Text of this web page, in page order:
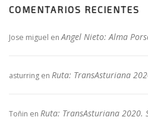
COMENTARIOS RECIENTES
Jose miguel enAngel Nieto: Alma
asturring en Ruta: TransAsturiana
Toñin en Ruta: TransAsturiana 2020.